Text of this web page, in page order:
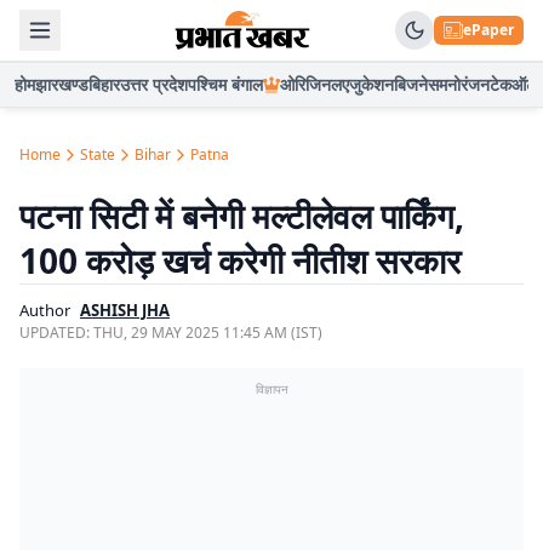
ePaper
होमझारखण्डबिहारउत्तर प्रदेशपश्चिम बंगाल ओरिजिनलएजुकेशनबिजनेसमनोरंजनटेकऑटो
Home State Bihar Patna
पटना सिटी में बनेगी मल्टीलेवल पार्किंग,
100 करोड़ खर्च करेगी नीतीश सरकार
Author ASHISH JHA
UPDATED:THU, 29 MAY 2025 11:45 AM (IST)
विज्ञापन